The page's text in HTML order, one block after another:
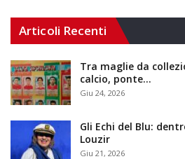
Articoli Recenti
Tra maglie da
calcio, ponte…
Giu 24, 2026
Gli Echi del Blu:
Louzir
Giu 21, 2026